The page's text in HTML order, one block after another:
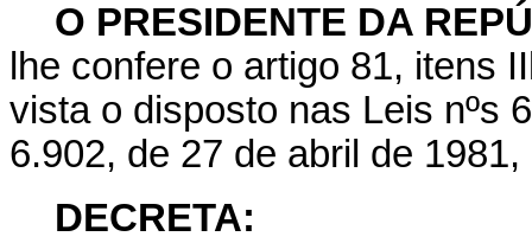
O PRESIDENTE DA
lhe confere o artigo 81, itens
vista o disposto nas Leis nºs
6.902, de 27 de abril de 1981,
DECRETA: